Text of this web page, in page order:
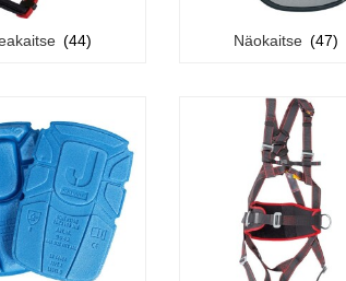
(44) Näokaitse (47)